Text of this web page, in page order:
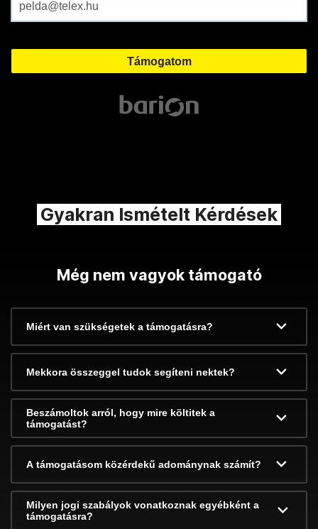
Gyakran Ismételt Kérdések
Még nem vagyok támogató
Miért van szükségetek a támogatásra?
Mekkora összeggel tudok segíteni nektek?
Beszámoltok arról, hogy mire költitek a
támogatást?
A támogatásom közérdekű adománynak számít?
Milyen jogi szabályok vonatkoznak egyébként a
támogatásra?